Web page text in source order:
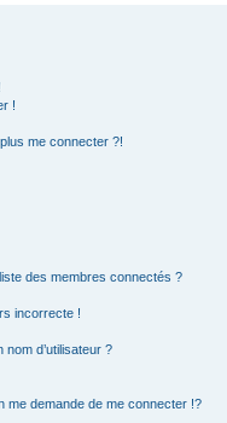
!
me connecter ?!
des membres connectés ?
incorrecte !
d’utilisateur ?
me demande de me connecter !?